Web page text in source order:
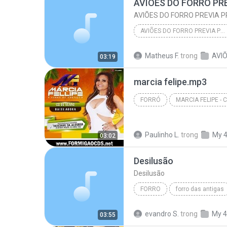
03:19
AVIÕES DO FORRO PREVIA PROMOCIONAL AGOSTO 2015 LAPADA PRA PAREDÃO @BRUNO CDS
Matheus F. trong
03:02
marcia felipe.mp3
FORRÓ
Paulinho L. trong My
03:55
Desilusão
Desilusão
FORRO forro das antigas
evandro S. trong My